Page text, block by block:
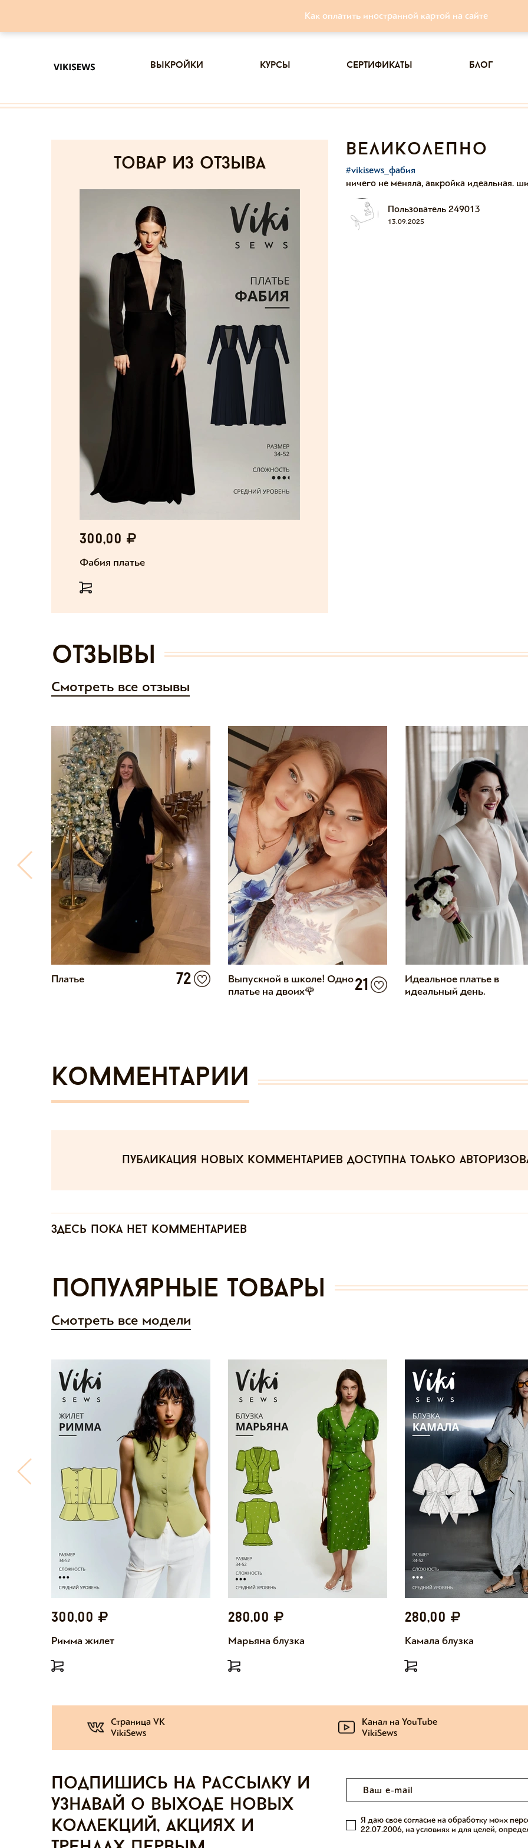
Как оплатить иностранной картой на сайте
выкройки курсы сертификаты блог
товар из отзыва
300,00
Фабия платье
великолепно
#vikisews_фабия
ничего не меняла, авкройка идеальная.
Пользователь 249013
13.09.2025
отзывы
Смотреть все отзывы
Платье 72
Выпускной в школе! Одно
платье на двоих🌹
21
Идеальное платье в
идеальный день.
Комментарии
публикация новых комментариев доступна только
Здесь пока нет комментариев
Популярные товары
Смотреть все модели
300,00
Римма жилет
280,00
Марьяна блузка
280,00
Камала блузка
Страница VK
VikiSews
Канал на YouTube
VikiSews
Подпишись на рассылку и
узнавай о выходе новых
коллекций, акциях и
Я даю свое согласие на обработку моих
22.07.2006, на условиях и для целей,